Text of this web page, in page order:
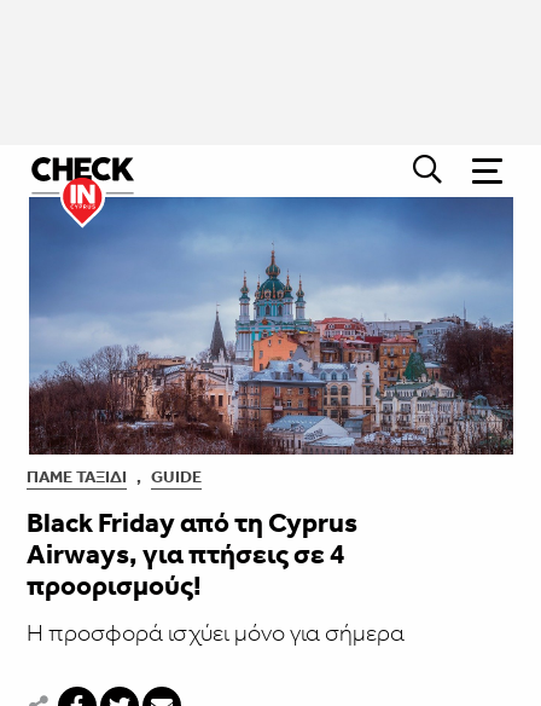
ΠΆΜΕ ΤΑΞΊΔΙ , GUIDE
Black Friday από τη Cyprus
Airways, για πτήσεις σε 4
προορισμούς!
Η προσφορά ισχύει μόνο για σήμερα